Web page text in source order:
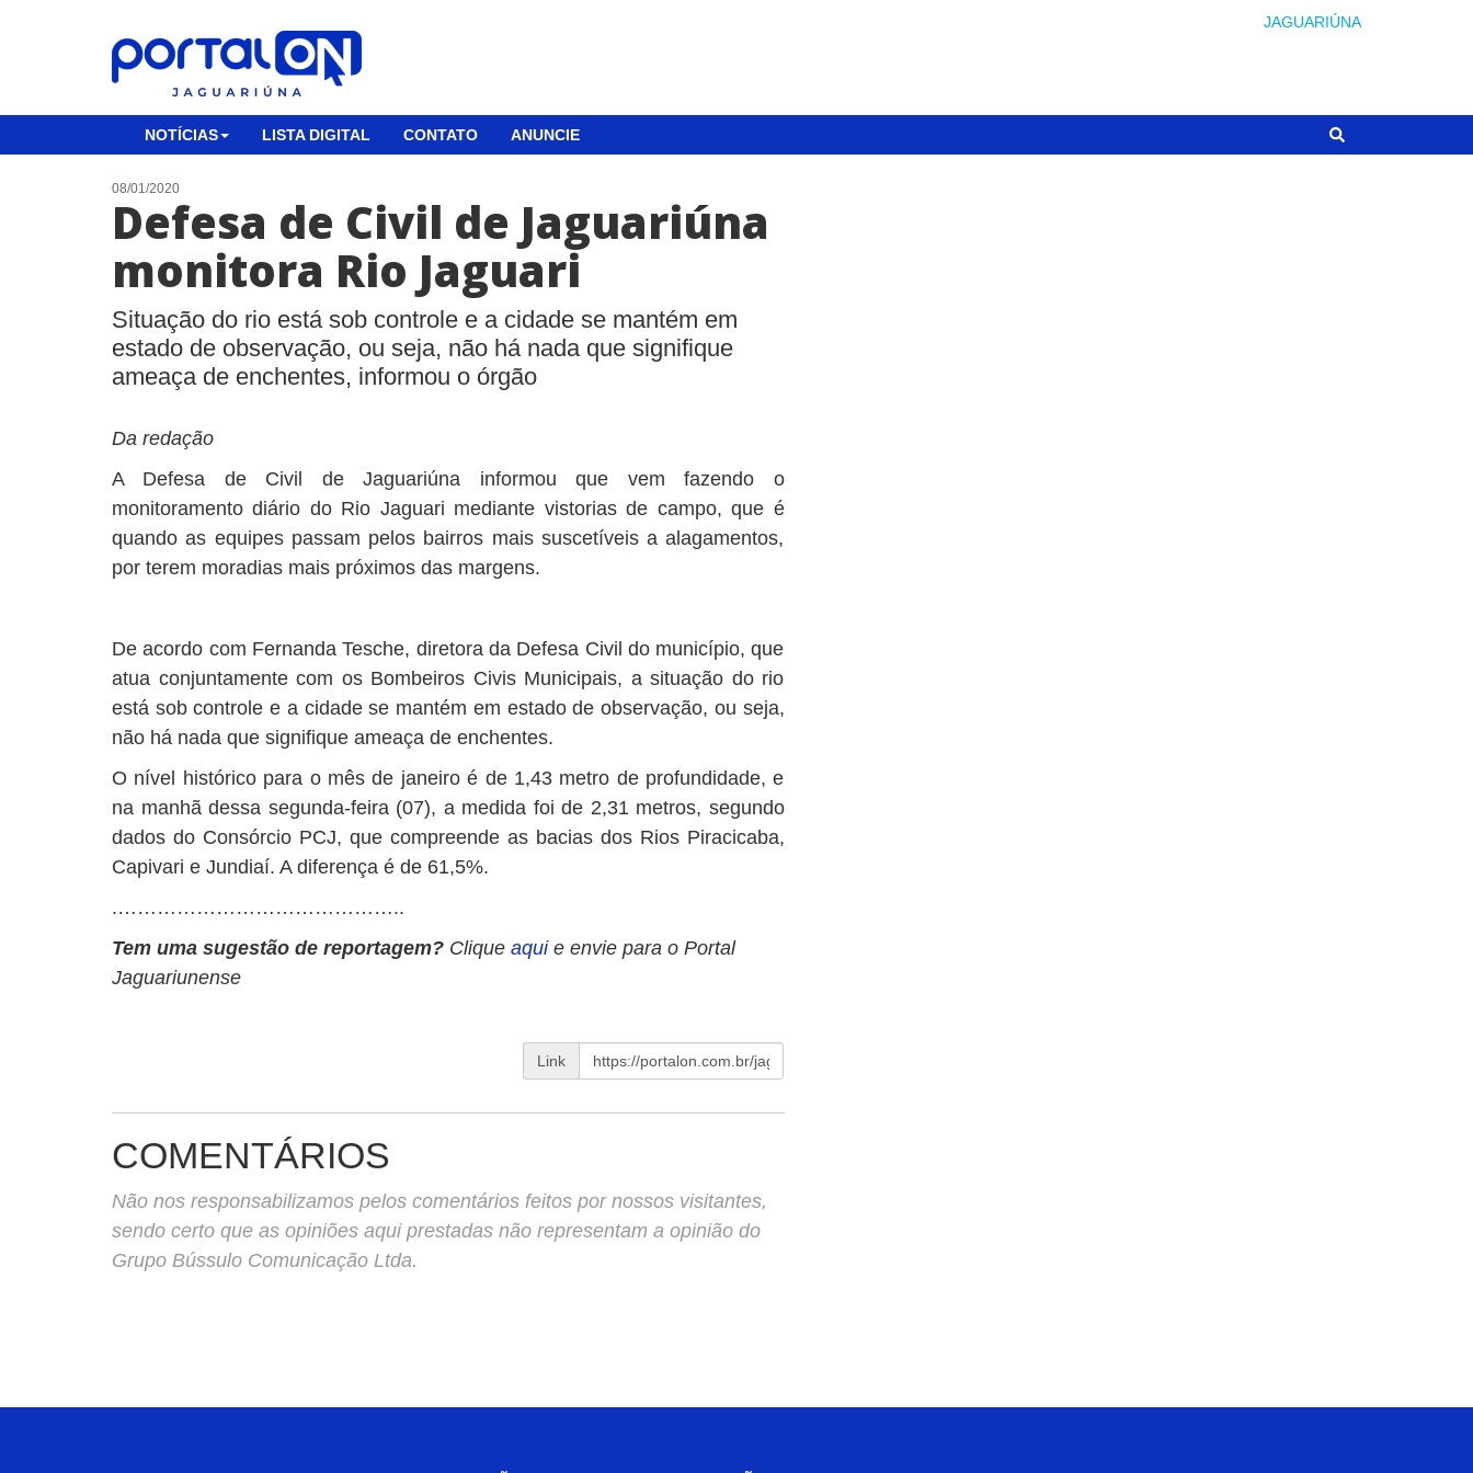
JAGUARIÚNA
NOTÍCIAS LISTA DIGITAL CONTATO ANUNCIE
08/01/2020
Defesa de Civil de Jaguariúna
monitora Rio Jaguari
Situação do rio está sob controle e a cidade se mantém em
estado de observação, ou seja, não há nada que signifique
ameaça de enchentes, informou o órgão
Da redação
A Defesa de Civil de Jaguariúna informou que vem fazendo o
monitoramento diário do Rio Jaguari mediante vistorias de campo, que é
quando as equipes passam pelos bairros mais suscetíveis a alagamentos,
por terem moradias mais próximos das margens.
De acordo com Fernanda Tesche, diretora da Defesa Civil do município, que
atua conjuntamente com os Bombeiros Civis Municipais, a situação do rio
está sob controle e a cidade se mantém em estado de observação, ou seja,
não há nada que signifique ameaça de enchentes.
O nível histórico para o mês de janeiro é de 1,43 metro de profundidade, e
na manhã dessa segunda-feira (07), a medida foi de 2,31 metros, segundo
dados do Consórcio PCJ, que compreende as bacias dos Rios Piracicaba,
Capivari e Jundiaí. A diferença é de 61,5%.
.……………………………………..
Tem uma sugestão de reportagem? Clique aqui e envie para o Portal
Jaguariunense
Link
COMENTÁRIOS
Não nos responsabilizamos pelos comentários feitos por nossos visitantes,
sendo certo que as opiniões aqui prestadas não representam a opinião do
Grupo Bússulo Comunicação Ltda.